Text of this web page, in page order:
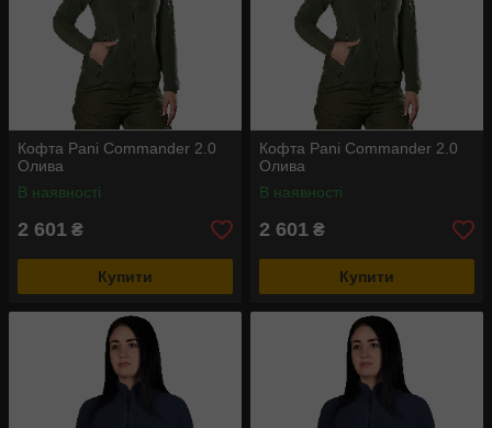
Кофта Pani Commander 2.0
Олива
В наявності
2 601 ₴
Купити
Кофта Pani Commander 2.0
Олива
В наявності
2 601 ₴
Купити